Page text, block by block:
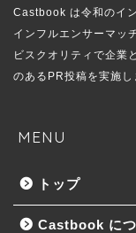
Castbook は令和のイ
インフルエンサーマッ
ビスクオリティで企業
のあるPR投稿を実施し
MENU
トップ
Castbook に